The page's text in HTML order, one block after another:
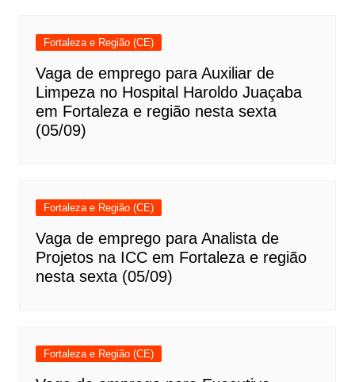
Fortaleza e Região (CE)
Vaga de emprego para Auxiliar de
Limpeza no Hospital Haroldo Juaçaba
em Fortaleza e região nesta sexta
(05/09)
Fortaleza e Região (CE)
Vaga de emprego para Analista de
Projetos na ICC em Fortaleza e região
nesta sexta (05/09)
Fortaleza e Região (CE)